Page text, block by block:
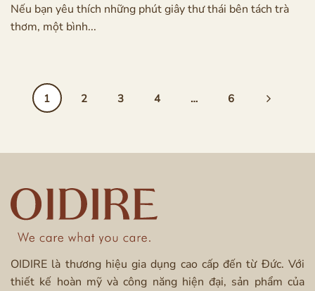
Nếu bạn yêu thích những phút giây thư thái bên tách trà
thơm, một bình...
1 2 3 4 … 6
OIDIRE là thương hiệu gia dụng cao cấp đến từ Đức. Với
thiết kế hoàn mỹ và công năng hiện đại, sản phẩm của